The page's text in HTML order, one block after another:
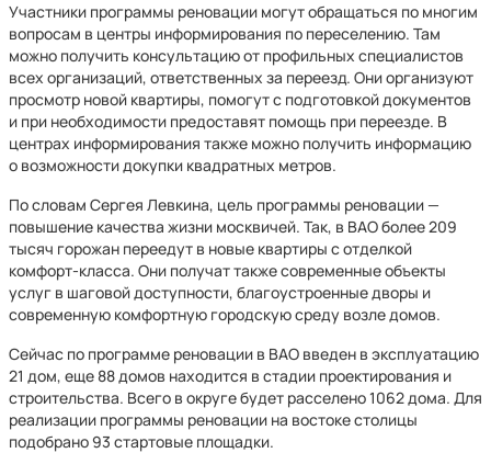
Участники программы реновации могут обращаться по многим
вопросам в центры информирования по переселению. Там
можно получить консультацию от профильных специалистов
всех организаций, ответственных за переезд. Они организуют
просмотр новой квартиры, помогут с подготовкой документов
и при необходимости предоставят помощь при переезде. В
центрах информирования также можно получить информацию
о возможности докупки квадратных метров.
По словам Сергея Левкина, цель программы реновации —
повышение качества жизни москвичей. Так, в ВАО более 209
тысяч горожан переедут в новые квартиры с отделкой
комфорт-класса. Они получат также современные объекты
услуг в шаговой доступности, благоустроенные дворы и
современную комфортную городскую среду возле домов.
Сейчас по программе реновации в ВАО введен в эксплуатацию
21 дом, еще 88 домов находится в стадии проектирования и
строительства. Всего в округе будет расселено 1062 дома. Для
реализации программы реновации на востоке столицы
подобрано 93 стартовые площадки.